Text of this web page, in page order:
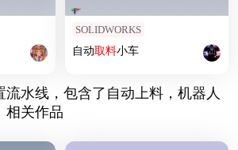
SOLIDWORKS
自动取料小车
流水线，包含了自动上料，机器人
相关作品